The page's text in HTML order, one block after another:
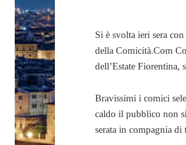
Si è svolta ieri sera
della Comicità.Com
dell’Estate Fiorentina,
Bravissimi i comici
caldo il pubblico non si
serata in compagnia di